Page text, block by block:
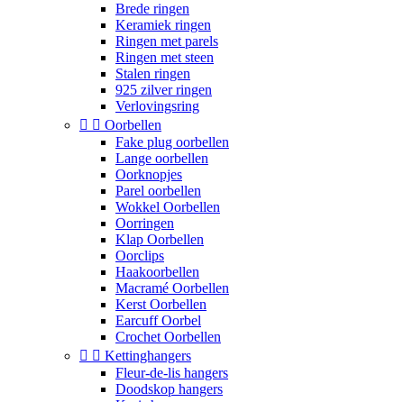
Brede ringen
Keramiek ringen
Ringen met parels
Ringen met steen
Stalen ringen
925 zilver ringen
Verlovingsring
  Oorbellen
Fake plug oorbellen
Lange oorbellen
Oorknopjes
Parel oorbellen
Wokkel Oorbellen
Oorringen
Klap Oorbellen
Oorclips
Haakoorbellen
Macramé Oorbellen
Kerst Oorbellen
Earcuff Oorbel
Crochet Oorbellen
  Kettinghangers
Fleur-de-lis hangers
Doodskop hangers